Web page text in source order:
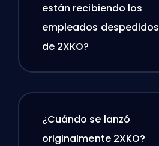
están recibiendo los
empleados despedidos
de 2XKO?
¿Cuándo se lanzó
originalmente 2XKO?